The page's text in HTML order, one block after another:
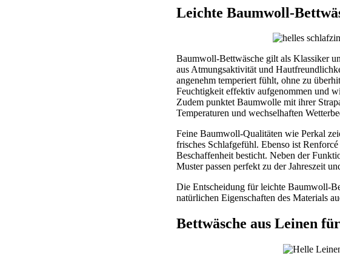
Leichte Baumwoll-
Baumwoll-Bettwäsche gilt als Klassiker
aus Atmungsaktivität und
angenehm temperiert fühlt, ohne zu
Feuchtigkeit effektiv aufgenommen und
Zudem punktet Baumwolle mit ihrer
Temperaturen und wechselhaften
Feine Baumwoll-Qualitäten wie Perkal
frisches Schlafgefühl. Ebenso ist
Beschaffenheit besticht. Neben der
Muster passen perfekt zu der Jahreszeit
Die Entscheidung für leichte Baumwoll-
natürlichen Eigenschaften des Materials
Bettwäsche aus Leinen